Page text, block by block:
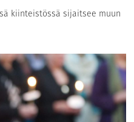
kiinteistössä sijaitsee muun